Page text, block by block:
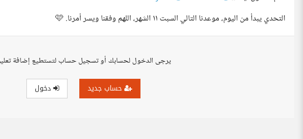
التحدي يبدأ من اليوم، موعدنا التالي السبت ١١ الشهر، اللهم وفقنا ويسر أمرنا. 🩷
يرجى الدخول لحسابك أو تسجيل حساب لتستطيع إضافة
حساب جديد دخول